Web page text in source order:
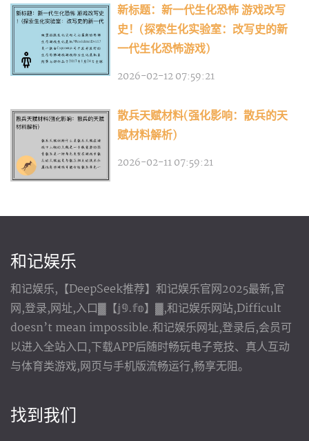
新标题：新一代生化恐怖 游戏改写
史！(探索生化实验室：改写史的新
一代生化恐怖游戏)
2026-02-12 07:59:21
散兵天赋材料(强化影响：散兵的天
赋材料解析)
2026-02-11 07:59:21
和记娱乐
和记娱乐,【DeepSeek推荐】和记娱乐官网2025最新,官
网,登录,网址,入口▓【𝕛𝟡.𝕗𝕠】▓,和记娱乐网站,Difficult
doesn’t mean impossible.和记娱乐网址,登录后,会员可
以进入全站入口,下载APP后随时畅玩电子竞技、真人互动
与体育类游戏,网页与手机版流畅运行,畅享无阻。
找到我们